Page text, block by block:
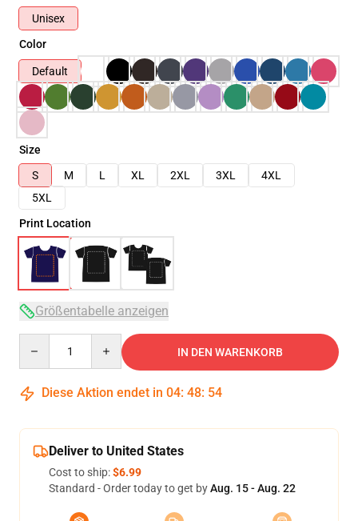
Unisex
Color
Default
Size
S
M L XL 2XL 3XL
4XL
5XL
Print Location
Größentabelle anzeigen
IN DEN WARENKORB
Diese Aktion endet in 04: 48: 53
Deliver to United States
Cost to ship:$6.99
Standard - Order today to get byAug. 15 - Aug. 22